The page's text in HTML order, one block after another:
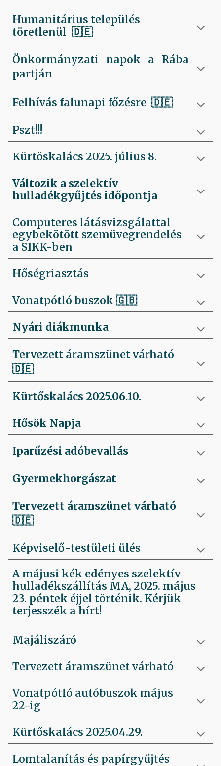
Humanitárius település
töretlenül🇩🇪
Önkormányzati napok a Rába
partján
Felhívás falunapi főzésre🇩🇪
Pszt!!!
Kürtöskalács 2025. július 8.
Változik a szelektív
hulladékgyűjtés időpontja
Computeres látásvizsgálattal
egybekötött szemüvegrendelés
a SIKK-ben
Hőségriasztás
Vonatpótló buszok 🇬🇧
Nyári diákmunka
Tervezett áramszünet várható
🇩🇪
Kürtőskalács 2025.06.10.
Hősök Napja
Iparűzési adóbevallás
Gyermekhorgászat
Tervezett áramszünet várható
🇩🇪
Képviselő-testületi ülés
A májusi kék edényes szelektív
hulladékszállítás MA, 2025. május
23. péntek éjjel történik. Kérjük
terjesszék a hírt!
Majáliszáró
Tervezett áramszünet várható
Vonatpótló autóbuszok május
22-ig
Kürtőskalács 2025.04.29.
Lomtalanítás és papírgyűjtés